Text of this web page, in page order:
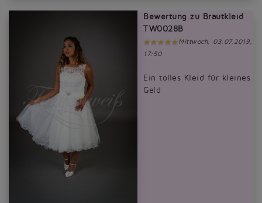
Bewertung zu Brautkleid
TW0028B
Mittwoch, 03.07.2019,
17:50
Ein tolles Kleid für kleines
Geld